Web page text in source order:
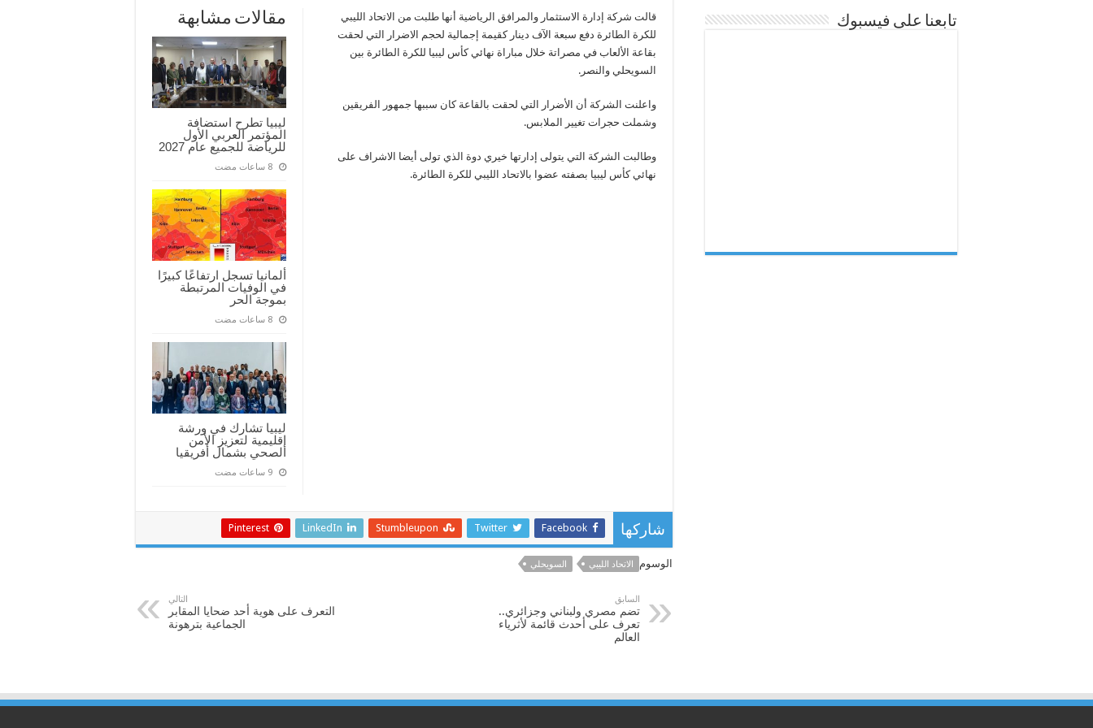
الطائرة
بتعويض
أضرار
قاعة
مصراتة
مغلقة
مقالات مشابهة
ليبيا تطرح استضافة
المؤتمر العربي الأول
للرياضة للجميع عام 2027
ألمانيا تسجل ارتفاعًا كبيرًا
في الوفيات المرتبطة
بموجة الحر
ليبيا تشارك في ورشة
إقليمية لتعزيز الأمن
الصحي بشمال أفريقيا
قالت شركة إدارة الاستثمار والمرافق الرياضية أنها طلبت من الاتحاد الليبي
للكرة الطائرة دفع سبعة الآف دينار كقيمة إجمالية لحجم الاضرار التي لحقت
بقاعة الألعاب في مصراتة خلال مباراة نهائي كأس ليبيا للكرة الطائرة بين
السويحلي والنصر.
واعلنت الشركة أن الأضرار التي لحقت بالقاعة كان سببها جمهور الفريقين
وشملت حجرات تغيير الملابس.
وطالبت الشركة التي يتولى إدارتها خيري دوة الذي تولى أيضا الاشراف على
نهائي كأس ليبيا بصفته عضوا بالاتحاد الليبي للكرة الطائرة.
شاركها Facebook
Twitter
Stumbleupon
LinkedIn
Pinterest
الوسوم الاتحاد الليبي السويحلي
السابق
تضم مصري ولبناني وجزائري..
تعرف على أحدث قائمة لأثرياء
العالم
التالي
التعرف على هوية أحد ضحايا المقابر
الجماعية بترهونة
تابعنا على فيسبوك